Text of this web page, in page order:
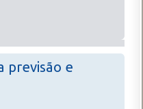
previsão e